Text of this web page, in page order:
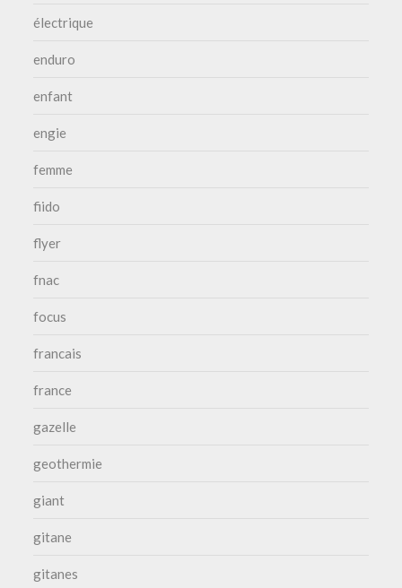
électrique
enduro
enfant
engie
femme
fiido
flyer
fnac
focus
francais
france
gazelle
geothermie
giant
gitane
gitanes